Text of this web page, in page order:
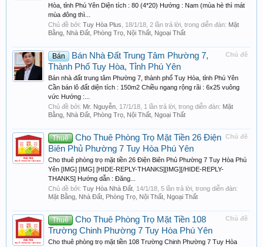
Hòa, tỉnh Phú Yên Diện tích : 80 (4*20) Hướng : Nam (mùa hè thì mát
mùa đông thì...
Chủ đề bởi: Tuy Hòa Plus 18/1/18 , 2 lần trả lời, trong diễn đàn: Mặt
Bằng, Nhà Đất, Phòng Trọ, Nội Thất, Ngoại Thất
Chủ đề
Bán
Bán Nhà Đất Trung Tâm Phường 7,
Thành Phố Tuy Hòa, Tỉnh Phú Yên
Bán nhà đất trung tâm Phường 7, thành phố Tuy Hòa, tỉnh Phú Yên
Cần bán lô đất diện tích : 150m2 Chiều ngang rộng rãi : 6x25 vuông
vức Hướng :...
Chủ đề bởi: Mr. Nguyễn 17/1/18 , 1 lần trả lời, trong diễn đàn: Mặt
Bằng, Nhà Đất, Phòng Trọ, Nội Thất, Ngoại Thất
Chủ đề
Thuê
Cho Thuê Phòng Trọ Mặt Tiền 26 Điện
Biên Phủ Phường 7 Tuy Hòa Phú Yên
Cho thuê phòng trọ mặt tiền 26 Điện Biên Phủ Phường 7 Tuy Hòa Phú
Yên [IMG] [IMG] [HIDE-REPLY-THANKS][IMG][/HIDE-REPLY-
THANKS] Hướng dẫn : Đăng...
Chủ đề bởi: Tuy Hòa Nhà Đất 14/1/18 , 5 lần trả lời, trong diễn đàn:
Mặt Bằng, Nhà Đất, Phòng Trọ, Nội Thất, Ngoại Thất
Chủ đề
Thuê
Cho Thuê Phòng Trọ Mặt Tiền 108
Trường Chinh Phường 7 Tuy Hòa Phú Yên
Cho thuê phòng trọ mặt tiền 108 Trường Chinh Phường 7 Tuy Hòa